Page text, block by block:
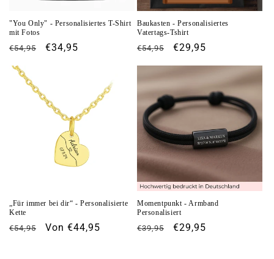
"You Only" - Personalisiertes T-Shirt
mit Fotos
Normaler
€54,95 Verkaufspreis
€34,95
Baukasten - Personalisiertes
Vatertags-Tshirt
Normaler
€54,95 Verkaufspreis
€29,95
„Für immer bei dir“ - Personalisierte
Kette
Normaler
€54,95 Verkaufspreis
Von €44,95
Momentpunkt - Armband
Personalisiert
Normaler
€39,95 Verkaufspreis
€29,95